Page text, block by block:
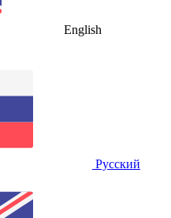
English
Русский